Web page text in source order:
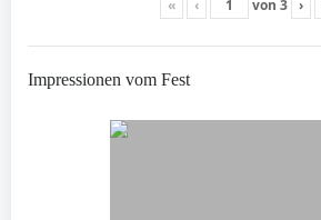
« ‹ von 3 ›
Impressionen vom Fest